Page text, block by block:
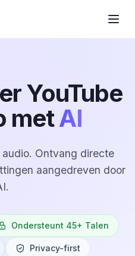
YouTube
metAI
Ontvang directe
aangedreven door
Ondersteunt 45+ Talen
Privacy-first